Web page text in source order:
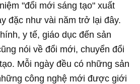
"đổi mới sáng tạo" xuất
đặc như vài năm trở lại đây.
y tế, giáo dục đến sản
nói về đổi mới, chuyển đổi
Mỗi ngày đều có những sản
công nghệ mới được giới